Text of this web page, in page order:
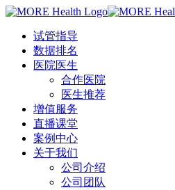
试管指导
数据排名
医院医生
合作医院
医生推荐
增值服务
直播课堂
案例中心
关于我们
公司介绍
公司团队